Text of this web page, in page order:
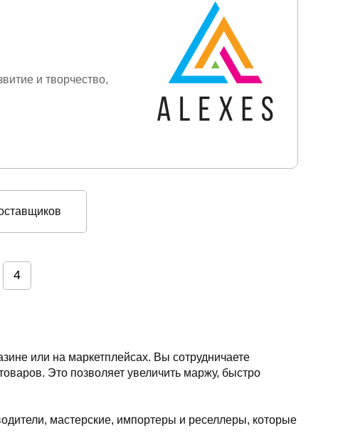
и творчество
4
или на маркетплейсах. Вы сотрудничаете
Это позволяет увеличить маржу, быстро
мастерские, импортеры и реселлеры, которые